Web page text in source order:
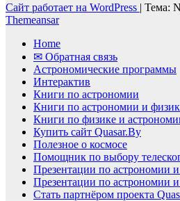
Сайт работает на WordPress | Тема:
Themeansar
Home
✉ Обратная связь
Астрономические программы
Интерактив
Книги по астрономии
Книги по астрономии и
Книги по физике и
Купить сайт Quasar.By
Полезное о космосе
Помощник по выбору
Презентации по астрономии
Презентации по астрономии
Стать партнёром проекта